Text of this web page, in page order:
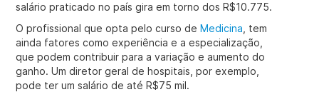
salário praticado no país gira em torno dos R$10.775.
O profissional que opta pelo curso deMedicina , tem
ainda fatores como experiência e a especialização,
que podem contribuir para a variação e aumento do
ganho. Um diretor geral de hospitais, por exemplo,
pode ter um salário de até R$75 mil.